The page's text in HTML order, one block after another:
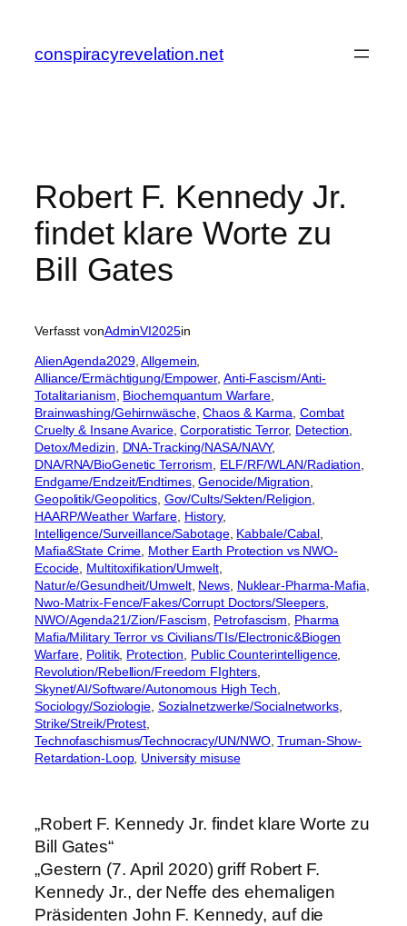
springen
conspiracyrevelation.net
Robert F. Kennedy Jr.
findet klare Worte zu
Bill Gates
Verfasst vonAdminVI2025in
AlienAgenda2029, Allgemein
Alliance/Ermächtigung/Empower, Anti-Fascism/Anti-
Totalitarianism Biochemquantum Warfare
Brainwashing/Gehirnwäsche, Chaos & Karma Combat
Cruelty & Insane Avarice, Corporatistic Terror, Detection
Detox/Medizin
DNA-Tracking/NASA/NAVY
DNA/RNA/BioGenetic Terrorism
ELF/RF/WLAN/Radiation
Endgame/Endzeit/Endtimes, Genocide/Migration
Geopolitik/Geopolitics, Gov/Cults/Sekten/Religion
HAARP/Weather Warfare, History
Intelligence/Surveillance/Sabotage, Kabbale/Cabal
Mafia&State Crime Mother Earth Protection vs NWO-
Ecocide Multitoxifikation/Umwelt
Natur/e/Gesundheit/Umwelt, News, Nuklear-Pharma-Mafia
Nwo-Matrix-Fence/Fakes/Corrupt Doctors/Sleepers
NWO/Agenda21/Zion/Fascism Petrofascism
Pharma
Mafia/Military Terror vs Civilians/TIs/Electronic&Biogen
Warfare Politik, Protection Public Counterintelligence
Revolution/Rebellion/Freedom FIghters
Skynet/AI/Software/Autonomous High Tech
Sociology/Soziologie Sozialnetzwerke/Socialnetworks
Strike/Streik/Protest
Technofaschismus/Technocracy/UN/NWO, Truman-Show-
Retardation-Loop, University misuse
„Robert F. Kennedy Jr. findet klare Worte zu
Bill Gates“
„Gestern (7. April 2020) griff Robert F.
Kennedy Jr., der Neffe des ehemaligen
Präsidenten John F. Kennedy, auf die